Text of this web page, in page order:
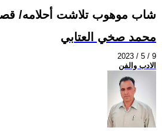
شاب موهوب تلاشت أحلامه/
محمد صخي العتابي
2023 / 5 / 9
الادب والفن